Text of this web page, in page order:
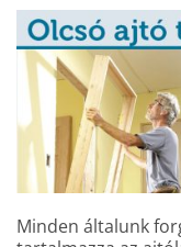
Minden általunk